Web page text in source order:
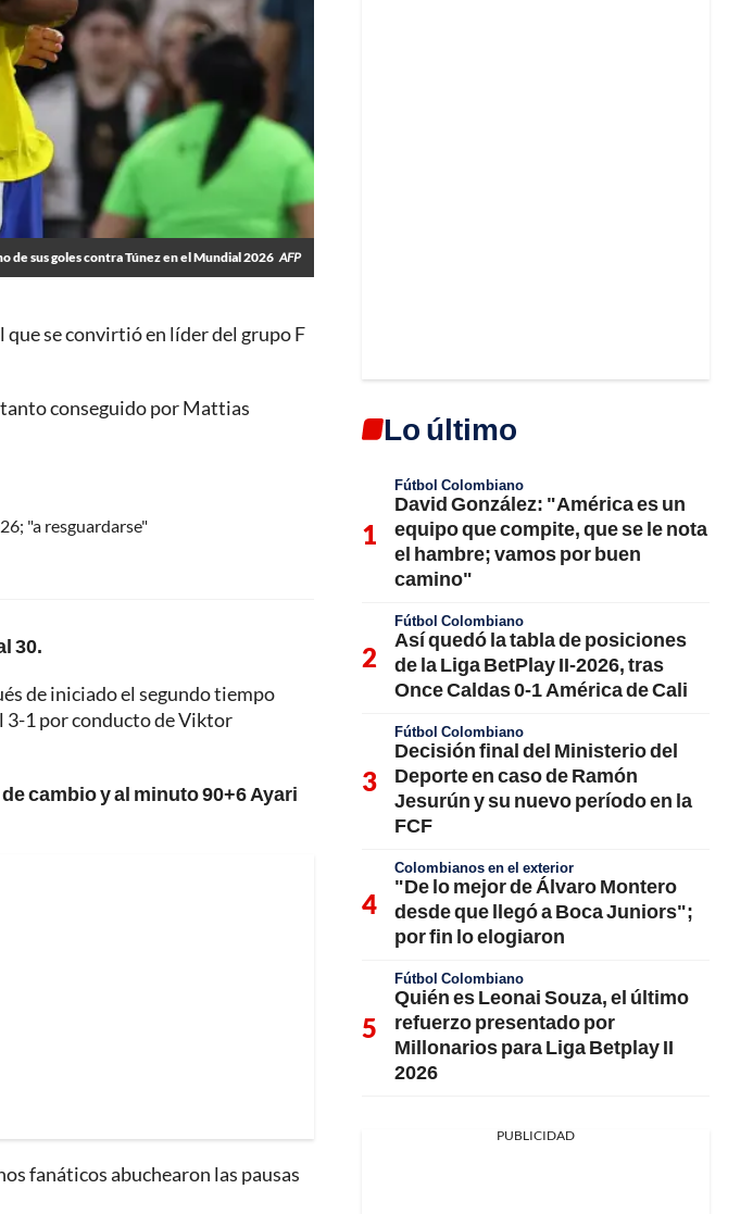
de sus goles contra Túnez en el Mundial 2026 AFP
se convirtió en líder del grupo F
tanto conseguido por Mattias
"a resguardarse"
30.
de iniciado el segundo tiempo
3-1 por conducto de Viktor
cambio y al minuto 90+6 Ayari
fanáticos abuchearon las pausas
Lo último
Fútbol Colombiano
David González: "América es un
equipo que compite, que se le nota
el hambre; vamos por buen
camino"
Fútbol Colombiano
Así quedó la tabla de posiciones
de la Liga BetPlay II-2026, tras
Once Caldas 0-1 América de Cali
Fútbol Colombiano
Decisión final del Ministerio del
Deporte en caso de Ramón
Jesurún y su nuevo período en la
FCF
Colombianos en el exterior
"De lo mejor de Álvaro Montero
desde que llegó a Boca Juniors";
por fin lo elogiaron
Fútbol Colombiano
Quién es Leonai Souza, el último
refuerzo presentado por
Millonarios para Liga Betplay II
2026
PUBLICIDAD